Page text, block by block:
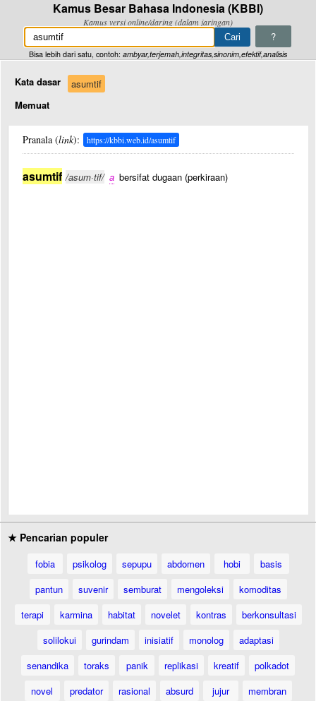
Kamus Besar Bahasa Indonesia (KBBI)
Kamus versi online/daring (dalam jaringan)
?
Bisa lebih dari satu, contoh: ambyar,terjemah,integritas,sinonim,efektif,analisis
Kata dasar
asumtif
Memuat
Pranala (link): https://kbbi.web.id/asumtif
asumtif /asum·tif/ a bersifat dugaan (perkiraan)
★ Pencarian populer
fobia psikolog sepupu abdomen hobi
basis
pantun
suvenir semburat mengoleksi
komoditas
terapi
karmina habitat novelet kontras
berkonsultasi
solilokui
gurindam inisiatif monolog
adaptasi
senandika
toraks panik replikasi kreatif
polkadot
novel
predator rasional absurd jujur
membran